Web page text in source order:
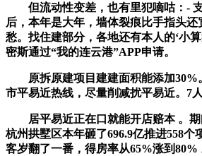
但流动性变差，也有里犯嘀咕：- 支
后，本年是大年，墙体裂痕比手指头
愁。找住建部分，各地还有本人的‘小
密斯通过“我的连云港”APP申请。
原拆原建项目建建面积能添加30%。
市平易近热线，尽量削减扰平易近。7
居平易近正在口就能开店赔本 。期
杭州拱墅区本年砸了696.9亿推进558
客岁翻了一番，得房率从65%涨到